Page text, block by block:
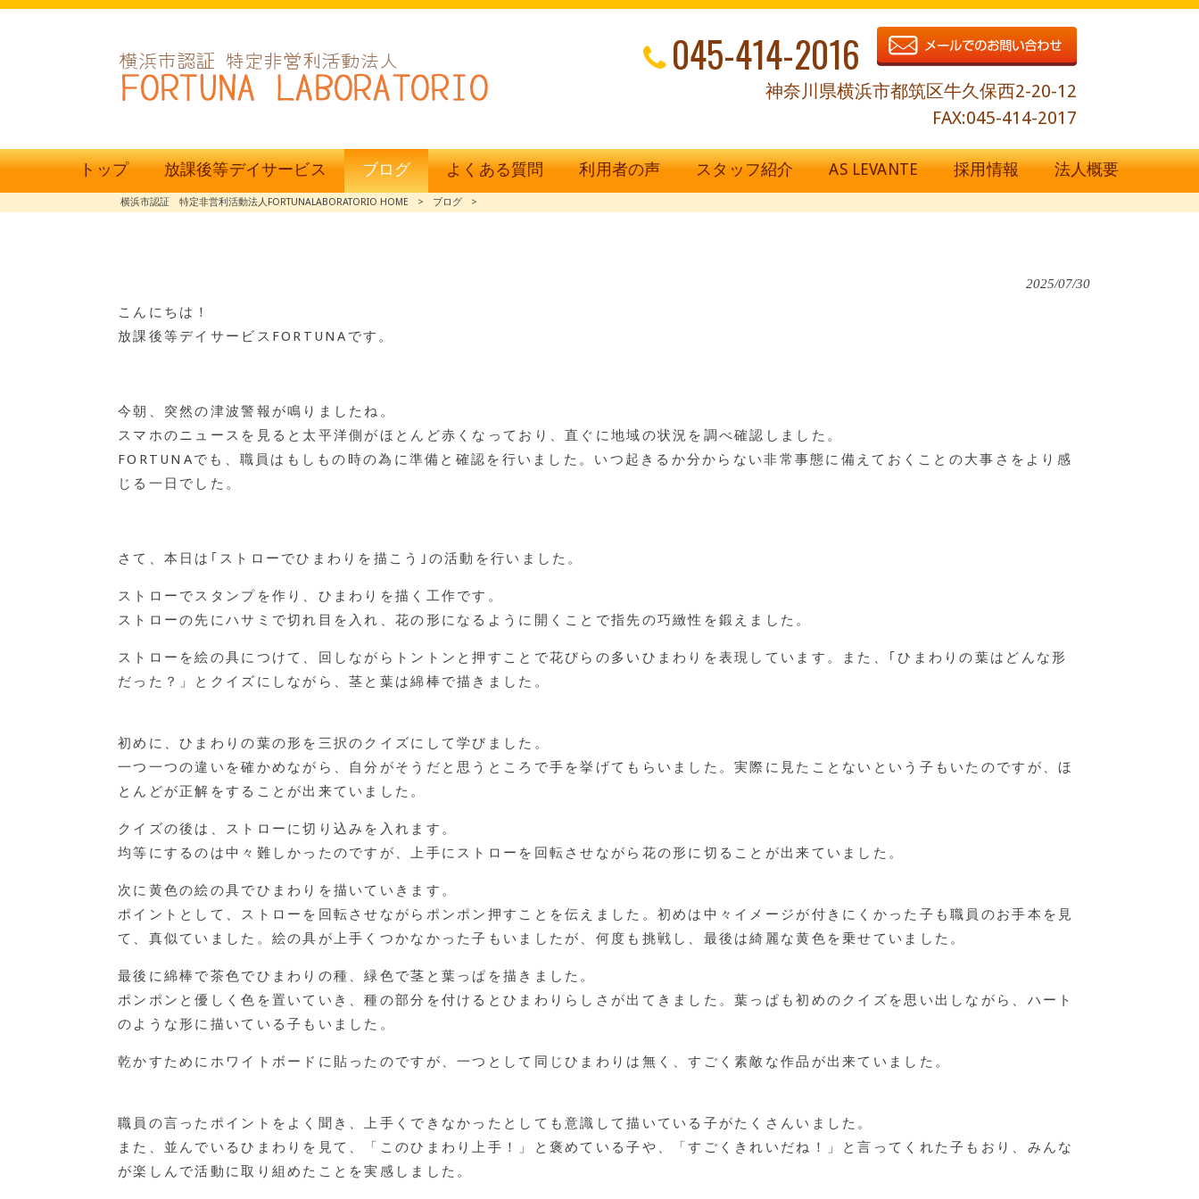
045-414-2016
神奈川県横浜市都筑区牛久保西2-20-12
FAX:045-414-2017
トップ 放課後等デイサービス ブログ よくある質問 利用者の声 スタッフ紹介 AS LEVANTE 採用情報 法人概要
横浜市認証 特定非営利活動法人FORTUNALABORATORIO HOME > ブログ >
2025/07/30
こんにちは！
放課後等デイサービスFORTUNAです。
今朝、突然の津波警報が鳴りましたね。
スマホのニュースを見ると太平洋側がほとんど赤くなっており、直ぐに地域の状況を調べ確認しました。
FORTUNAでも、職員はもしもの時の為に準備と確認を行いました。いつ起きるか分からない非常事態に備えておくことの大事さをより感
じる一日でした。
さて、本日は｢ストローでひまわりを描こう｣の活動を行いました。
ストローでスタンプを作り、ひまわりを描く工作です。
ストローの先にハサミで切れ目を入れ、花の形になるように開くことで指先の巧緻性を鍛えました。
ストローを絵の具につけて、回しながらトントンと押すことで花びらの多いひまわりを表現しています。また、｢ひまわりの葉はどんな形
だった？」とクイズにしながら、茎と葉は綿棒で描きました。
初めに、ひまわりの葉の形を三択のクイズにして学びました。
一つ一つの違いを確かめながら、自分がそうだと思うところで手を挙げてもらいました。実際に見たことないという子もいたのですが、ほ
とんどが正解をすることが出来ていました。
クイズの後は、ストローに切り込みを入れます。
均等にするのは中々難しかったのですが、上手にストローを回転させながら花の形に切ることが出来ていました。
次に黄色の絵の具でひまわりを描いていきます。
ポイントとして、ストローを回転させながらポンポン押すことを伝えました。初めは中々イメージが付きにくかった子も職員のお手本を見
て、真似ていました。絵の具が上手くつかなかった子もいましたが、何度も挑戦し、最後は綺麗な黄色を乗せていました。
最後に綿棒で茶色でひまわりの種、緑色で茎と葉っぱを描きました。
ポンポンと優しく色を置いていき、種の部分を付けるとひまわりらしさが出てきました。葉っぱも初めのクイズを思い出しながら、ハート
のような形に描いている子もいました。
乾かすためにホワイトボードに貼ったのですが、一つとして同じひまわりは無く、すごく素敵な作品が出来ていました。
職員の言ったポイントをよく聞き、上手くできなかったとしても意識して描いている子がたくさんいました。
また、並んでいるひまわりを見て、「このひまわり上手！」と褒めている子や、「すごくきれいだね！」と言ってくれた子もおり、みんな
が楽しんで活動に取り組めたことを実感しました。